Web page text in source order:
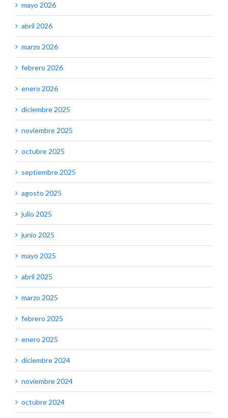
mayo 2026
abril 2026
marzo 2026
febrero 2026
enero 2026
diciembre 2025
noviembre 2025
octubre 2025
septiembre 2025
agosto 2025
julio 2025
junio 2025
mayo 2025
abril 2025
marzo 2025
febrero 2025
enero 2025
diciembre 2024
noviembre 2024
octubre 2024